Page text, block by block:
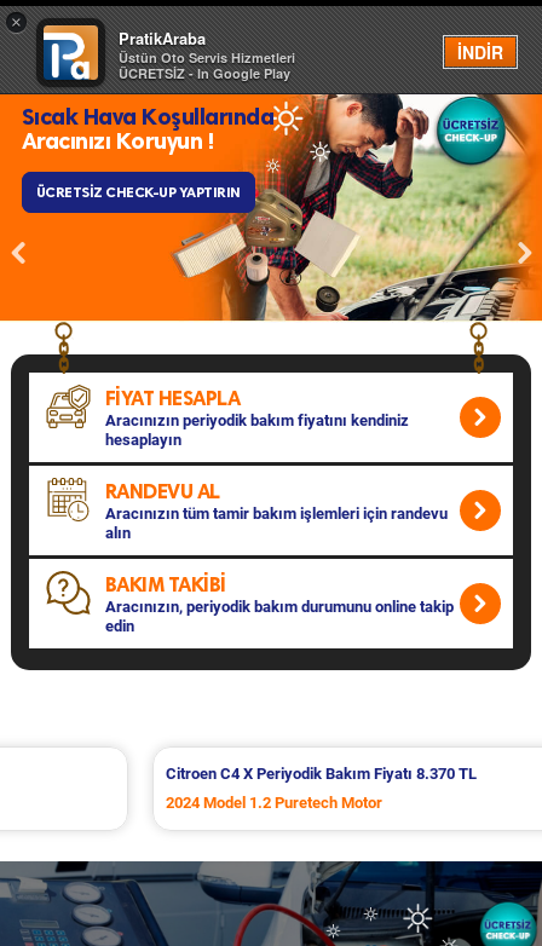
×
PratikAraba
Üstün Oto Servis Hizmetleri
ÜCRETSİZ - In Google Play
İNDİR
Menü
Sıcak Hava Koşullarında
Aracınızı Koruyun !
ÜCRETSİZ CHECK-UP YAPTIRIN
FİYAT HESAPLA
Aracınızın periyodik bakım fiyatını kendiniz
hesaplayın
RANDEVU AL
Aracınızın tüm tamir bakım işlemleri için randevu
alın
BAKIM TAKİBİ
Aracınızın, periyodik bakım durumunu online takip
edin
Citroen C4 X Periyodik Bakım Fiyatı 8.370 TL
2024 Model 1.2 Puretech Motor